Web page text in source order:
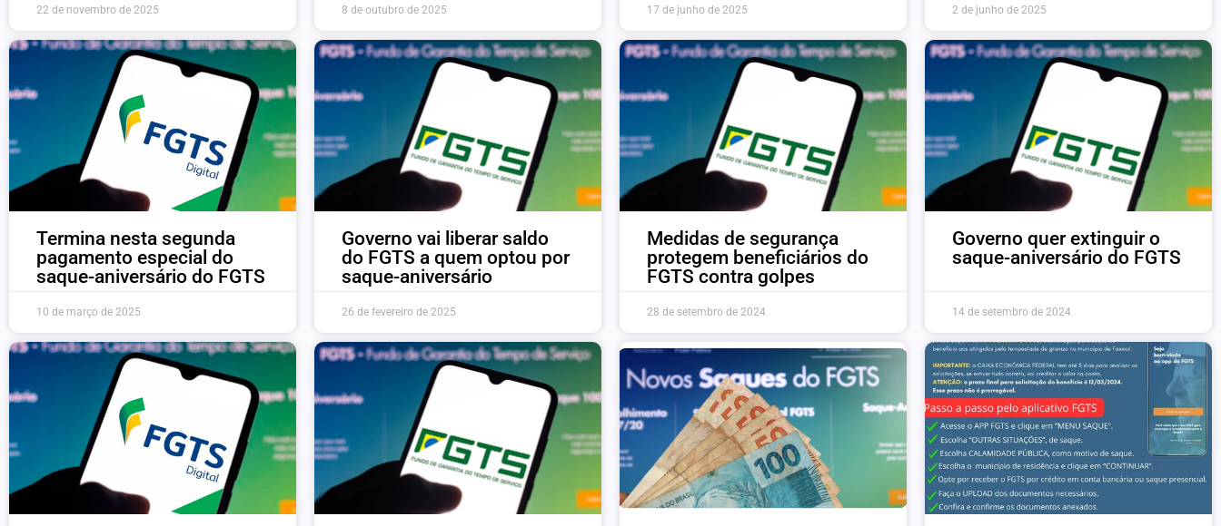
22 de novembro de 2025 8 de outubro de 2025 17 de junho de 2025 2 de junho de 2025
Termina nesta segunda
pagamento especial do
saque-aniversário do FGTS
10 de março de 2025
Governo vai liberar saldo
do FGTS a quem optou por
saque-aniversário
26 de fevereiro de 2025
Medidas de segurança
protegem beneficiários do
FGTS contra golpes
28 de setembro de 2024
Governo quer extinguir o
saque-aniversário do FGTS
14 de setembro de 2024